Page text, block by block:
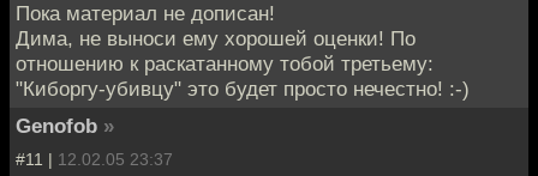
Пока материал не дописан!
Дима, не выноси ему хорошей оценки! По
отношению к раскатанному тобой третьему:
"Киборгу-убивцу" это будет просто нечестно! :-)
Genofob »
#11 | 12.02.05 23:37